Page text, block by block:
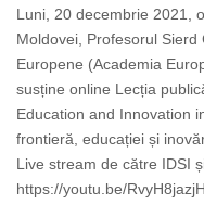
Luni, 20 decembrie 2021,
Moldovei, Profesorul
Europene (Academia
susține online Lecția
Education and Innovation
frontieră, educației și
Live stream de către IDSI
https://youtu.be/